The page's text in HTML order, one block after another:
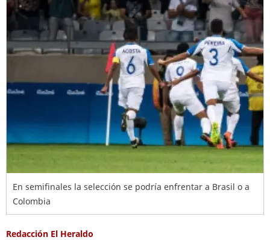
En semifinales la selección se podría enfrentar a Brasil o a
Colombia
Redacción El Heraldo